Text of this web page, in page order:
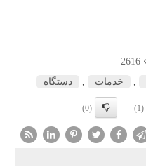
2616
, خدمات , دستگاه
(1)
(0)